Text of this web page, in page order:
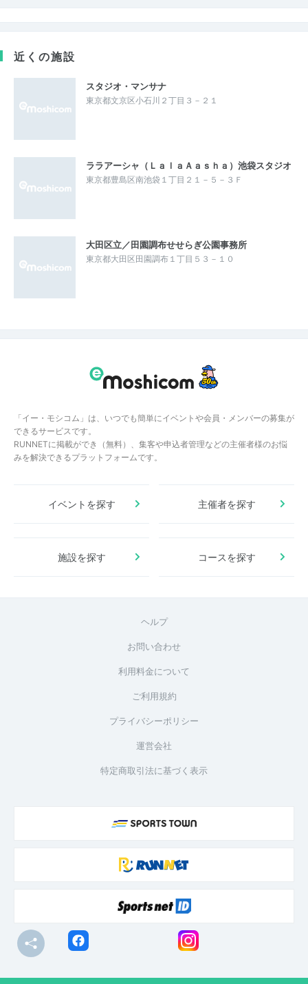
近くの施設
スタジオ・マンサナ
東京都文京区小石川２丁目３－２１
ララアーシャ（ＬａｌａＡａｓｈａ）池袋スタジオ
東京都豊島区南池袋１丁目２１－５－３Ｆ
大田区立／田園調布せせらぎ公園事務所
東京都大田区田園調布１丁目５３－１０
「イー・モシコム」は、いつでも簡単にイベントや会員・メンバーの募集が
できるサービスです。
RUNNETに掲載ができ（無料）、集客や申込者管理などの主催者様のお悩
みを解決できるプラットフォームです。
イベントを探す 主催者を探す
施設を探す コースを探す
ヘルプ
お問い合わせ
利用料金について
ご利用規約
プライバシーポリシー
運営会社
特定商取引法に基づく表示